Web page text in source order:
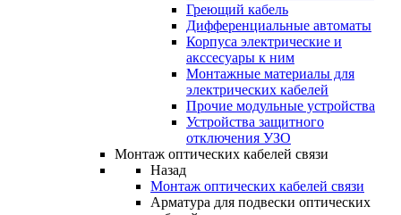
Греющий кабель
Дифференциальные автоматы
Корпуса электрические и
акссесуары к ним
Монтажные материалы для
электрических кабелей
Прочие модульные устройства
Устройства защитного
отключения УЗО
Монтаж оптических кабелей связи
Назад
Монтаж оптических кабелей связи
Арматура для подвески оптических